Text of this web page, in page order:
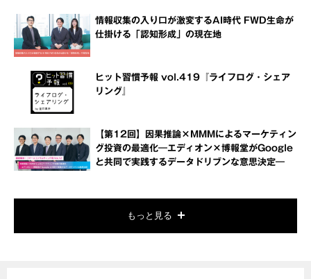
情報収集の入り口が激変するAI時代 FWD生命が
仕掛ける「認知形成」の現在地
ヒット習慣予報 vol.419『ライフログ・シェア
リング』
【第12回】因果推論×MMMによるマーケティン
グ投資の最適化―エディオン×博報堂がGoogle
と共同で実践するデータドリブンな意思決定―
もっと見る